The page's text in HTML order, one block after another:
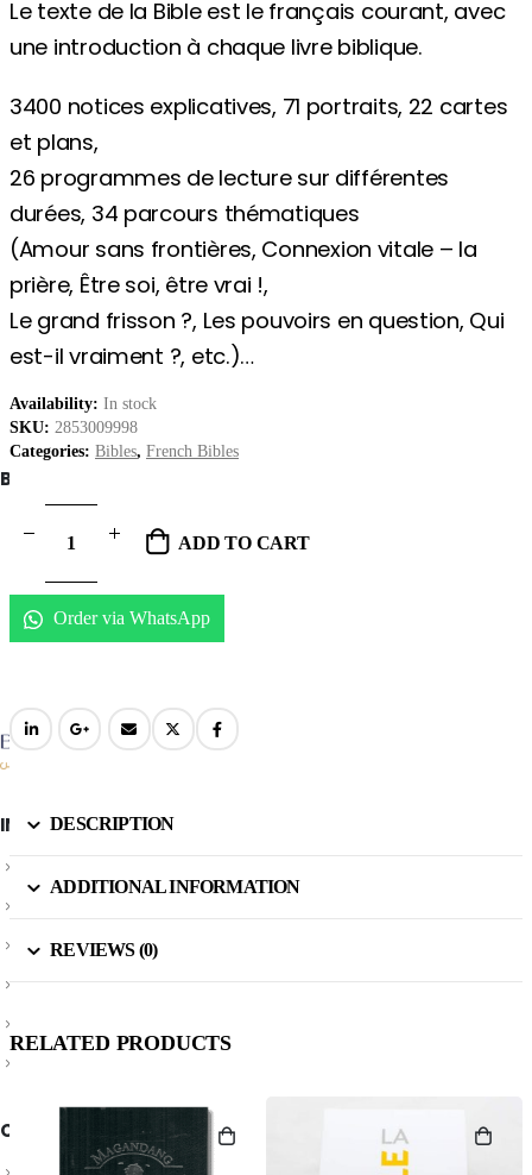
Le texte de la Bible est le français courant, avec
une introduction à chaque livre biblique.
3400 notices explicatives, 71 portraits, 22 cartes
et plans,
26 programmes de lecture sur différentes
durées, 34 parcours thématiques
(Amour sans frontières, Connexion vitale – la
prière, Être soi, être vrai !,
Le grand frisson ?, Les pouvoirs en question, Qui
est-il vraiment ?, etc.)…
Availability: In stock
SKU: 2853009998
Categories: Bibles, French Bibles
ADD TO CART
Order via WhatsApp
DESCRIPTION
ADDITIONAL INFORMATION
REVIEWS (0)
RELATED PRODUCTS
BIBLE SOCIETY LEBANON
INFORMATION
Shipping & Returns
Customer Service
OUR SUPPORT